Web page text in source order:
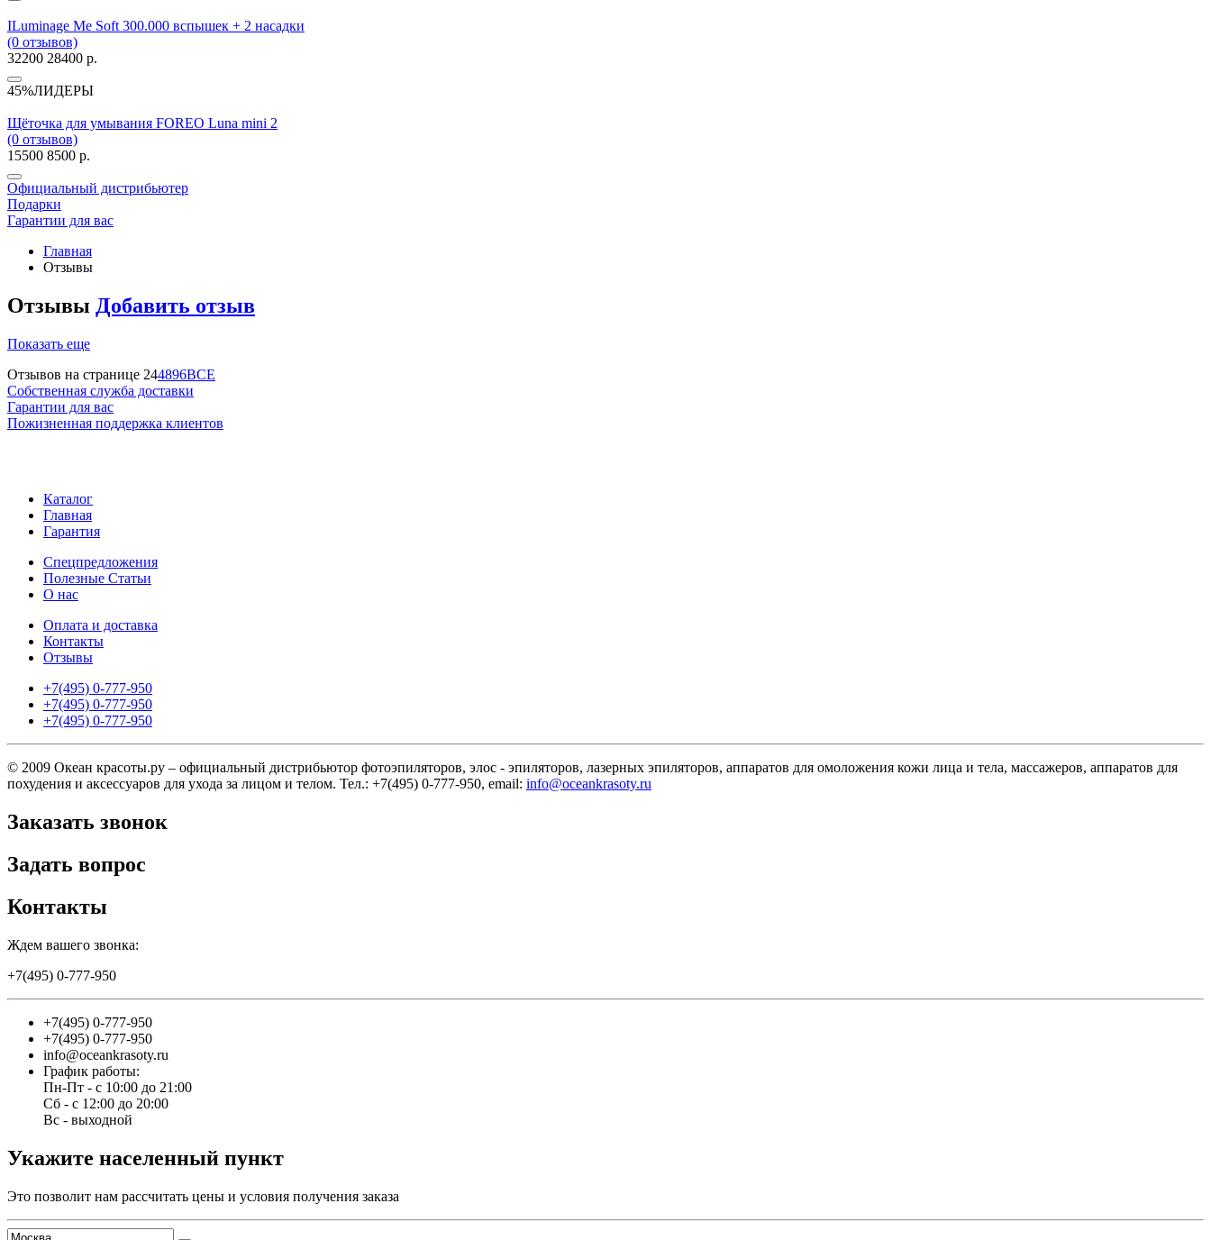
ILuminage Me Soft 300.000 вспышек + 2 насадки
(0 отзывов)
32200 28400 р.
45%ЛИДЕРЫ
Щёточка для умывания FOREO Luna mini 2
(0 отзывов)
15500 8500 р.
Официальный дистрибьютер
Подарки
Гарантии для вас
Главная
Отзывы
Отзывы Добавить отзыв
Показать еще
Отзывов на странице 244896ВСЕ
Собственная служба доставки
Гарантии для вас
Пожизненная поддержка клиентов
Каталог
Главная
Гарантия
Спецпредложения
Полезные Статьи
О нас
Оплата и доставка
Контакты
Отзывы
+7(495) 0-777-950
+7(495) 0-777-950
+7(495) 0-777-950
© 2009 Океан красоты.ру – официальный дистрибьютор фотоэпиляторов, элос - эпиляторов, лазерных эпиляторов, аппаратов для омоложения кожи лица и тела, массажеров, аппаратов для
похудения и аксессуаров для ухода за лицом и телом. Тел.: +7(495) 0-777-950, email: info@oceankrasoty.ru
Заказать звонок
Задать вопрос
Контакты
Ждем вашего звонка:
+7(495) 0-777-950
+7(495) 0-777-950
+7(495) 0-777-950
info@oceankrasoty.ru
График работы:
Пн-Пт - с 10:00 до 21:00
Сб - с 12:00 до 20:00
Вс - выходной
Укажите населенный пункт
Это позволит нам рассчитать цены и условия получения заказа